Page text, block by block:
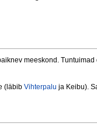
meeskond. Tuntuimad
(läbib Vihterpalu ja Keibu).